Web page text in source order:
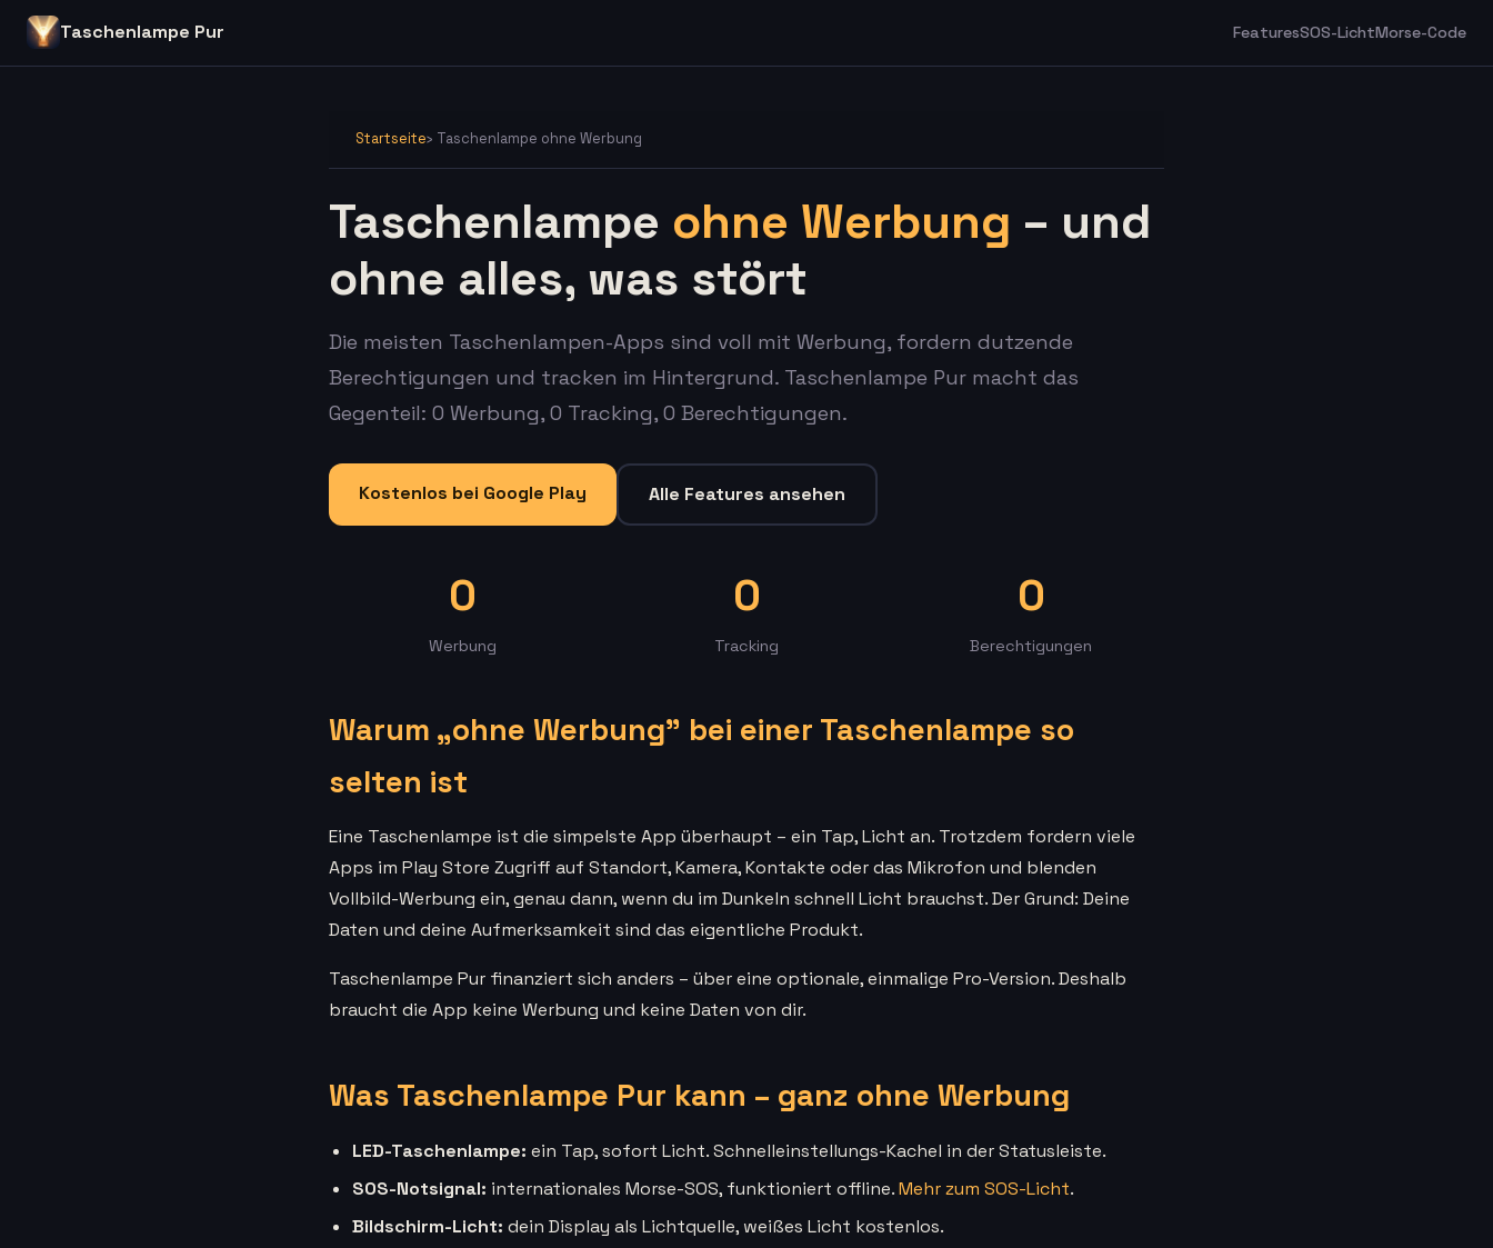
Taschenlampe Pur FeaturesSOS-LichtMorse-Code
Startseite› Taschenlampe ohne Werbung
Taschenlampe ohne Werbung – und
ohne alles, was stört
Die meisten Taschenlampen-Apps sind voll mit Werbung, fordern dutzende
Berechtigungen und tracken im Hintergrund. Taschenlampe Pur macht das
Gegenteil: 0 Werbung, 0 Tracking, 0 Berechtigungen.
Kostenlos bei Google Play Alle Features ansehen
0
Werbung
0
Tracking
0
Berechtigungen
Warum „ohne Werbung" bei einer Taschenlampe so
selten ist
Eine Taschenlampe ist die simpelste App überhaupt – ein Tap, Licht an. Trotzdem fordern viele
Apps im Play Store Zugriff auf Standort, Kamera, Kontakte oder das Mikrofon und blenden
Vollbild-Werbung ein, genau dann, wenn du im Dunkeln schnell Licht brauchst. Der Grund: Deine
Daten und deine Aufmerksamkeit sind das eigentliche Produkt.
Taschenlampe Pur finanziert sich anders – über eine optionale, einmalige Pro-Version. Deshalb
braucht die App keine Werbung und keine Daten von dir.
Was Taschenlampe Pur kann – ganz ohne Werbung
LED-Taschenlampe: ein Tap, sofort Licht. Schnelleinstellungs-Kachel in der Statusleiste.
SOS-Notsignal: internationales Morse-SOS, funktioniert offline.Mehr zum SOS-Licht.
Bildschirm-Licht: dein Display als Lichtquelle, weißes Licht kostenlos.